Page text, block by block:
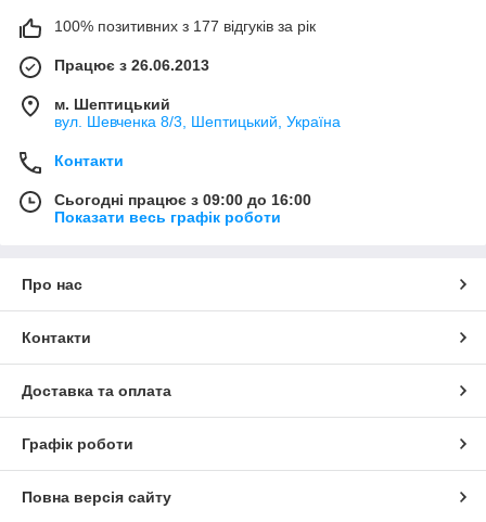
100% позитивних з 177 відгуків за рік
Працює з 26.06.2013
м. Шептицький
вул. Шевченка 8/3, Шептицький, Україна
Контакти
Сьогодні працює з 09:00 до 16:00
Показати весь графік роботи
Про нас
Контакти
Доставка та оплата
Графік роботи
Повна версія сайту